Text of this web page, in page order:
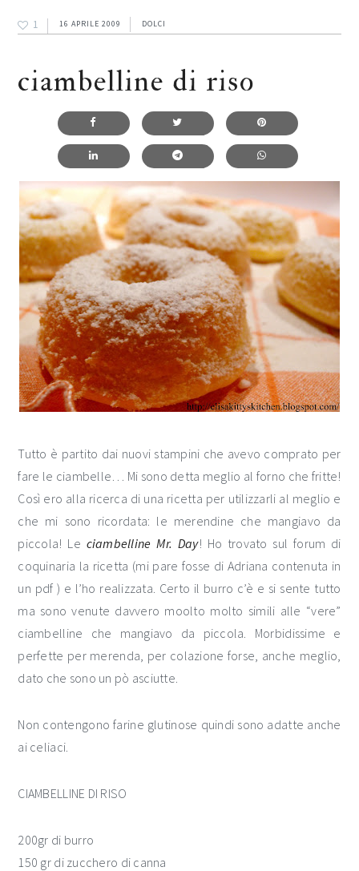
1 16 APRILE 2009 DOLCI
ciambelline di riso
Tutto è partito dai nuovi stampini che avevo comprato per
fare le ciambelle… Mi sono detta meglio al forno che fritte!
Così ero alla ricerca di una ricetta per utilizzarli al meglio e
che mi sono ricordata: le merendine che mangiavo da
piccola! Le ciambelline Mr. Day! Ho trovato sul forum di
coquinaria la ricetta (mi pare fosse di Adriana contenuta in
un pdf ) e l’ho realizzata. Certo il burro c’è e si sente tutto
ma sono venute davvero moolto molto simili alle “vere”
ciambelline che mangiavo da piccola. Morbidissime e
perfette per merenda, per colazione forse, anche meglio,
dato che sono un pò asciutte.
Non contengono farine glutinose quindi sono adatte anche
ai celiaci.
CIAMBELLINE DI RISO
200gr di burro
150 gr di zucchero di canna